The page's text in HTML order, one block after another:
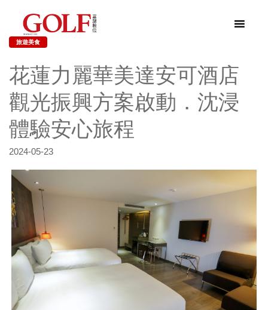
旅遊美食
花蓮力麗華美達安可酒店
觀光振興方案啟動．沈浸
體驗安心旅程
2024-05-23